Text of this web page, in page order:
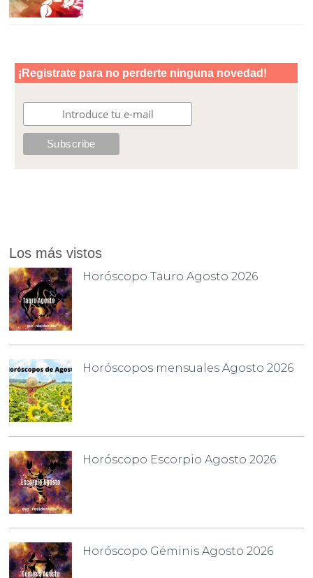
Los más vistos
Horóscopo Tauro Agosto 2026
Horóscopos mensuales Agosto 2026
Horóscopo Escorpio Agosto 2026
Horóscopo Géminis Agosto 2026